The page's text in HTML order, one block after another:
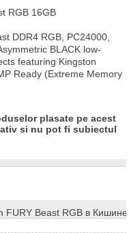
RGB 16GB
DDR4 RGB, PC24000,
BLACK low-
featuring Kingston
Ready (Extreme Memory
plasate pe acest
si nu pot fi subiectul
FURY Beast RGB в